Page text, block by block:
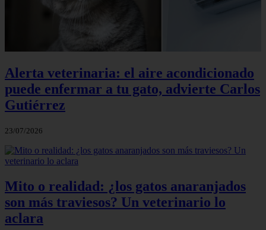
Alerta veterinaria: el aire acondicionado
puede enfermar a tu gato, advierte Carlos
Gutiérrez
23/07/2026
Mito o realidad: ¿los gatos anaranjados
son más traviesos? Un veterinario lo
aclara